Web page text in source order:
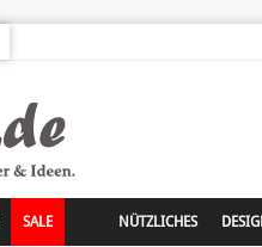
SALE NÜTZLICHES